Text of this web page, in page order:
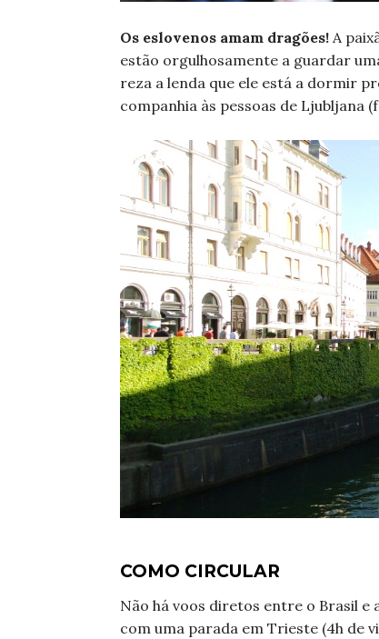
Os eslovenos amam dragões! A
estão orgulhosamente a guardar
reza a lenda que ele está a dormir
companhia às pessoas de Ljubljana
COMO CIRCULAR
Não há voos diretos entre o Brasil e
com uma parada em Trieste (4h de